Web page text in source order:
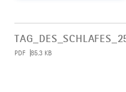
PDF 85.3 KB
Tag_des_Schlafes_25_2025
herunterladen